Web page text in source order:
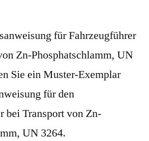
für Fahrzeugführer
Zn-Phosphatschlamm, UN
Sie ein Muster-Exemplar
für den
bei Transport von Zn-
UN 3264.